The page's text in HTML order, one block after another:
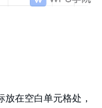
在空白单元格处，